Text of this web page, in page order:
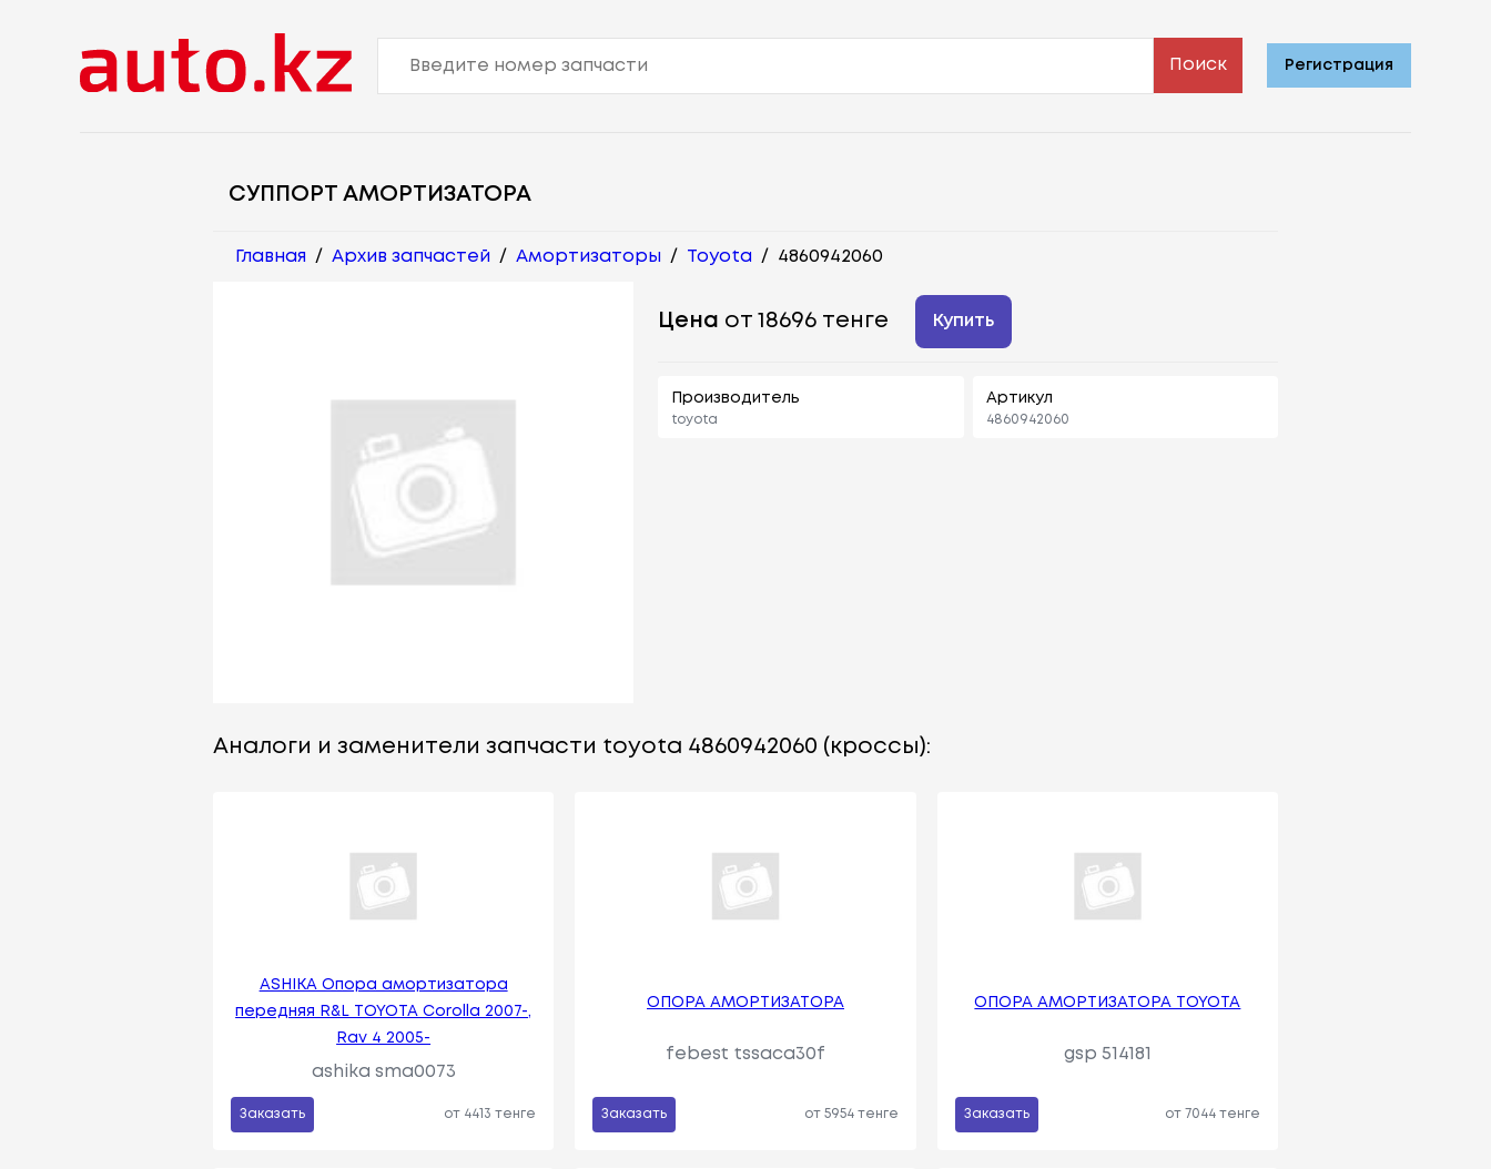
Поиск Регистрация
СУППОРТ АМОРТИЗАТОРА
Главная / Архив запчастей / Амортизаторы / Toyota / 4860942060
Цена от 18696 тенге Купить
Производитель
toyota
Артикул
4860942060
Аналоги и заменители запчасти toyota 4860942060 (кроссы):
ASHIKA Опора амортизатора
передняя R&L TOYOTA Corolla 2007-,
Rav 4 2005-
ashika sma0073
Заказать от 4413 тенге
ОПОРА АМОРТИЗАТОРА
febest tssaca30f
Заказать от 5954 тенге
ОПОРА АМОРТИЗАТОРА TOYOTA
gsp 514181
Заказать от 7044 тенге